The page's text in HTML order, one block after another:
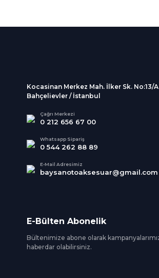
Kocasinan Merkez Mah. İlker Sk. No:13/A
Bahçelievler / İstanbul
Çağrı Merkezi
0 212 656 67 00
Whatsapp Sipariş
0 544 262 88 89
E-Mail Adresimiz
baysanotoaksesuar@gmail.com
E-Bülten Abonelik
Bültenimize abone olarak
haberdar olabilirsiniz.